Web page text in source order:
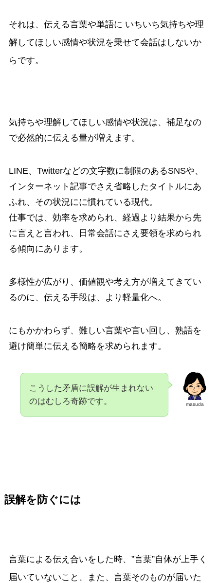
それは、伝える言葉や単語に いちいち気持ちや理
解してほしい感情や状況を乗せて会話はしないか
らです。
気持ちや理解してほしい感情や状況は、補足なの
で必然的に伝える量が増えます。
LINE、Twitterなどの文字数に制限のあるSNSや、
インターネット記事でさえ省略したタイトルにあ
ふれ、その状況にに慣れている現代。
仕事では、効率を求められ、経過より結果から先
に言えと言われ、日常会話にさえ要領を求められ
る傾向にあります。
多様性が広がり、価値観や考え方が増えてきてい
るのに、伝える手段は、より軽量化へ。
にもかかわらず、難しい言葉や言い回し、熟語を
避け簡単に伝える簡略を求められます。
masuda
こうした矛盾に誤解が生まれない
のはむしろ奇跡です。
誤解を防ぐには
言葉による伝え合いをした時、”言葉”自体が上手く
届いていないこと、また、言葉そのものが届いた